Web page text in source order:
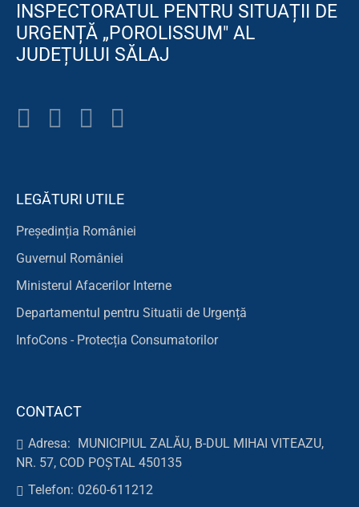
INSPECTORATUL PENTRU SITUAȚII DE
URGENȚĂ „POROLISSUM" AL
JUDEȚULUI SĂLAJ
LEGĂTURI UTILE
Președinția României
Guvernul României
Ministerul Afacerilor Interne
Departamentul pentru Situatii de Urgență
InfoCons - Protecția Consumatorilor
CONTACT
Adresa:
MUNICIPIUL ZALĂU, B-DUL MIHAI VITEAZU,
NR. 57, COD POȘTAL 450135
Telefon: 0260-611212